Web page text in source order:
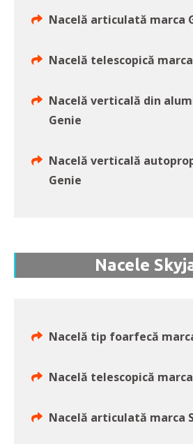
Nacelă articulată marca
Nacelă telescopică
Nacelă verticală din
Genie
Nacelă verticală
Genie
Nacele
Nacelă tip foarfecă
Nacelă telescopică
Nacelă articulată marca